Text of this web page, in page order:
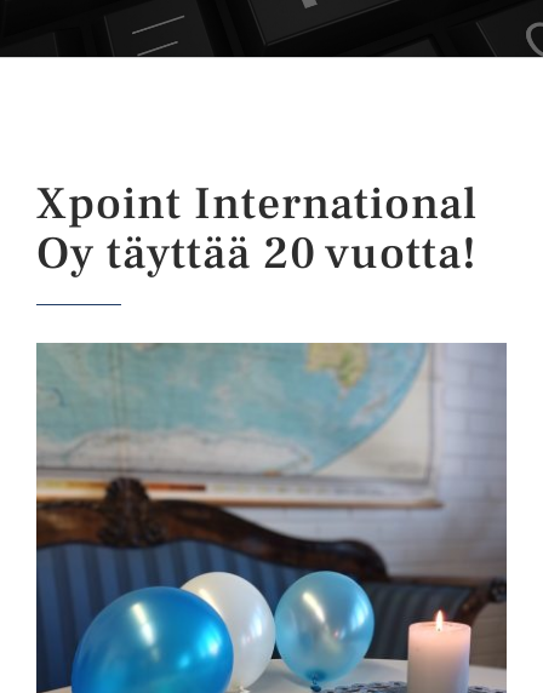
Xpoint International
Oy täyttää 20 vuotta!